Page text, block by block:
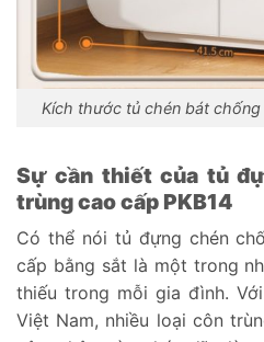
Kích thước tủ chén bát chống
Sự cần thiết của tủ
trùng cao cấp PKB14
Có thể nói tủ đựng chén
cấp bằng sắt là một trong
thiếu trong mỗi gia đình.
Việt Nam, nhiều loại côn